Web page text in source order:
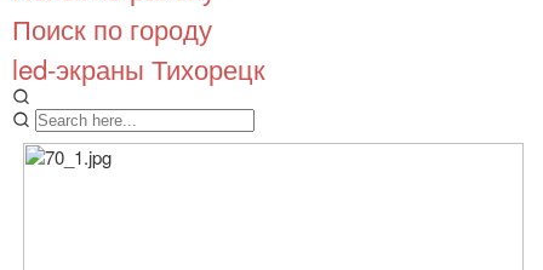
Поиск по городу
led-экраны Тихорецк